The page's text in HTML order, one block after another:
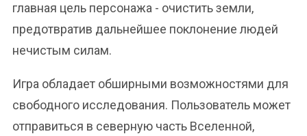
главная цель персонажа - очистить земли,
предотвратив дальнейшее поклонение людей
нечистым силам.
Игра обладает обширными возможностями для
свободного исследования. Пользователь может
отправиться в северную часть Вселенной,